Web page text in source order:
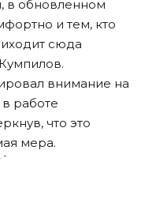
в обновленном
и тем, кто
сюда
внимание на
работе
что это
мера.
-